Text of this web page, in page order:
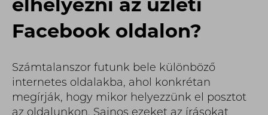
elhelyezni az üzleti
Facebook oldalon?
Számtalanszor futunk bele különböző
internetes oldalakba, ahol konkrétan
megírják, hogy mikor helyezzünk el posztot